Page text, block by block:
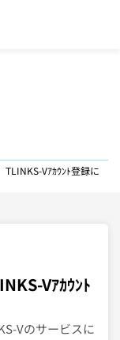
TLINKS-Vｱｶｳﾝﾄ登録に
Vｱｶｳﾝﾄ
Vのサービスに